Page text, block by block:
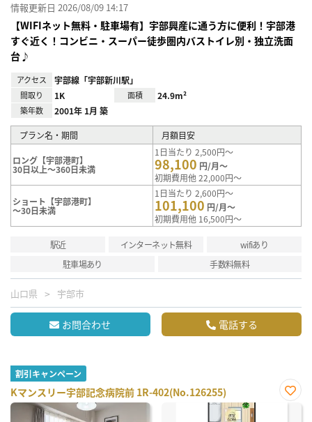
情報更新日 2026/08/09 14:17
【WIFIネット無料・駐車場有】宇部興産に通う方に便利！宇部港
すぐ近く！コンビニ・スーパー徒歩圏内バストイレ別・独立洗面
台♪
アクセス 宇部線「宇部新川駅」
間取り 1K 面積 24.9m²
築年数 2001年 1月 築
プラン名・期間 月額目安
ロング【宇部港町】
30日以上～360日未満
1日当たり 2,500円～
98,100 円/月～
初期費用他 22,000円～
ショート【宇部港町】
～30日未満
1日当たり 2,600円～
101,100 円/月～
初期費用他 16,500円～
駅近 インターネット無料
wifiあり
駐車場あり
手数料無料
山口県 宇部市
お問合わせ 電話する
割引キャンペーン
Kマンスリー宇部記念病院前 1R-402(No.126255)
お気